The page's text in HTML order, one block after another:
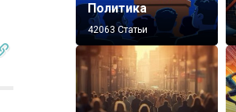
Политика
42063 Статьи